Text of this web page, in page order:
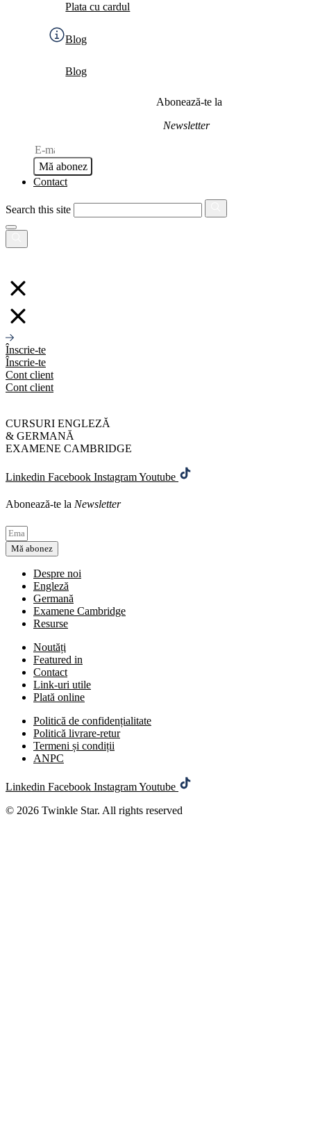
Plata cu cardul
Blog
Blog
Abonează-te la
Newsletter
Mă abonez
Contact
Search this site
Înscrie-te
Înscrie-te
Cont client
Cont client
CURSURI ENGLEZĂ
& GERMANĂ
EXAMENE CAMBRIDGE
Linkedin Facebook InstagramYoutube
Abonează-te la Newsletter
Mă abonez
Despre noi
Engleză
Germană
Examene Cambridge
Resurse
Noutăți
Featured in
Contact
Link-uri utile
Plată online
Politică de confidențialitate
Politică livrare-retur
Termeni și condiții
ANPC
Linkedin Facebook InstagramYoutube
© 2026 Twinkle Star. All rights reserved